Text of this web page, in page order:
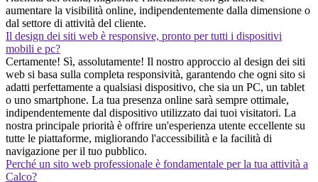
aumentare la visibilità online, indipendentemente dalla dimensione o
dal settore di attività del cliente.
Il design dei siti web è responsive, pronto per tutti i dispositivi
mobili e pc?
Certamente! Sì, assolutamente! Il nostro approccio al design dei siti
web si basa sulla completa responsività, garantendo che ogni sito si
adatti perfettamente a qualsiasi dispositivo, che sia un PC, un tablet
o uno smartphone. La tua presenza online sarà sempre ottimale,
indipendentemente dal dispositivo utilizzato dai tuoi visitatori. La
nostra principale priorità è offrire un'esperienza utente eccellente su
tutte le piattaforme, migliorando l'accessibilità e la facilità di
navigazione per il tuo pubblico.
Perché un sito web professionale è fondamentale per la tua attività a
Calco?